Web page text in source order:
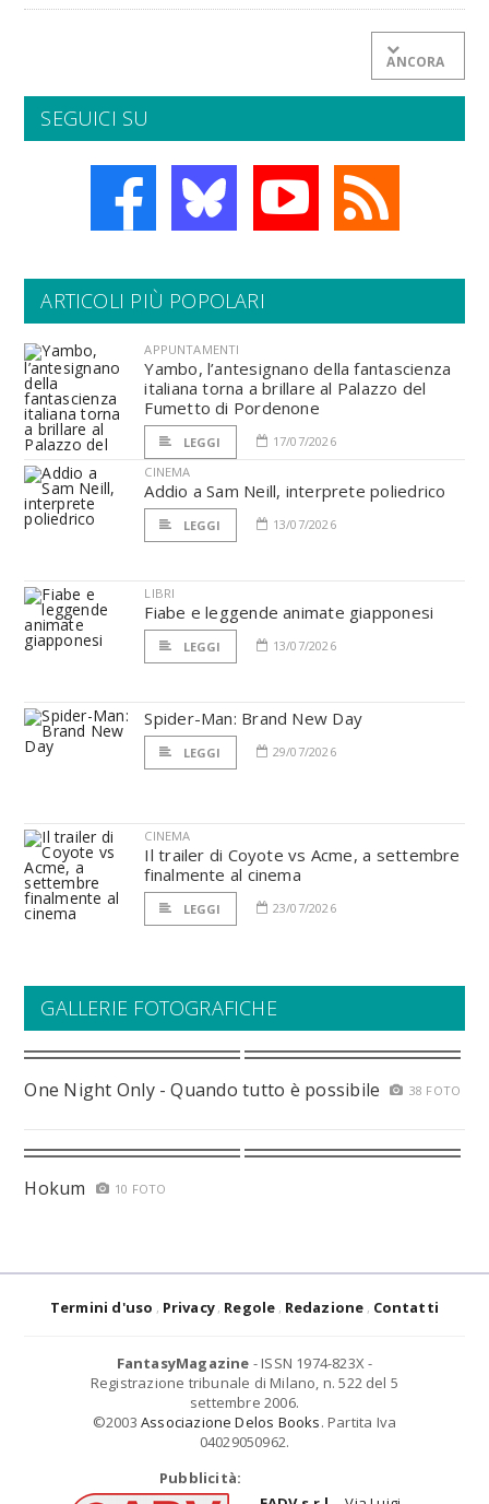
ANCORA
SEGUICI SU
ARTICOLI PIÙ POPOLARI
APPUNTAMENTI
Yambo, l’antesignano della fantascienza
italiana torna a brillare al Palazzo del
Fumetto di Pordenone
LEGGI
17/07/2026
CINEMA
Addio a Sam Neill, interprete poliedrico
LEGGI 13/07/2026
LIBRI
Fiabe e leggende animate giapponesi
LEGGI 13/07/2026
Spider-Man: Brand New Day
LEGGI 29/07/2026
CINEMA
Il trailer di Coyote vs Acme, a settembre
finalmente al cinema
LEGGI 23/07/2026
GALLERIE FOTOGRAFICHE
One Night Only - Quando tutto è possibile 38 FOTO
Hokum 10 FOTO
Termini d'uso Privacy Regole Redazione Contatti
FantasyMagazine - ISSN 1974-823X -
Registrazione tribunale di Milano, n. 522 del 5
settembre 2006.
©2003 Associazione Delos Books. Partita Iva
04029050962.
Pubblicità: